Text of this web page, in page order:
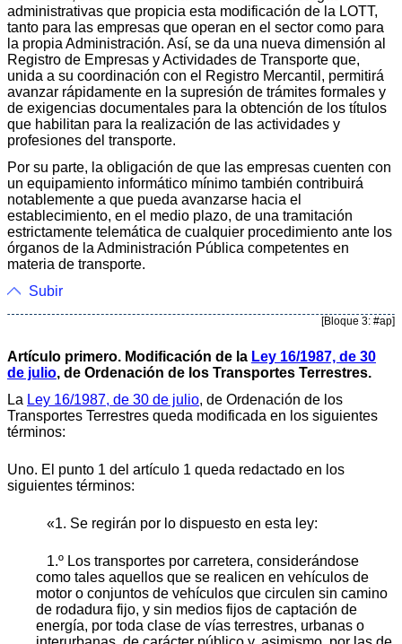
administrativas que propicia esta modificación de la LOTT,
tanto para las empresas que operan en el sector como para
la propia Administración. Así, se da una nueva dimensión al
Registro de Empresas y Actividades de Transporte que,
unida a su coordinación con el Registro Mercantil, permitirá
avanzar rápidamente en la supresión de trámites formales y
de exigencias documentales para la obtención de los títulos
que habilitan para la realización de las actividades y
profesiones del transporte.
Por su parte, la obligación de que las empresas cuenten con
un equipamiento informático mínimo también contribuirá
notablemente a que pueda avanzarse hacia el
establecimiento, en el medio plazo, de una tramitación
estrictamente telemática de cualquier procedimiento ante los
órganos de la Administración Pública competentes en
materia de transporte.
Subir
[Bloque 3: #ap]
Artículo primero. Modificación de la Ley 16/1987, de 30
de julio, de Ordenación de los Transportes Terrestres.
La Ley 16/1987, de 30 de julio, de Ordenación de los
Transportes Terrestres queda modificada en los siguientes
términos:
Uno. El punto 1 del artículo 1 queda redactado en los
siguientes términos:
«1. Se regirán por lo dispuesto en esta ley:
1.º Los transportes por carretera, considerándose
como tales aquellos que se realicen en vehículos de
motor o conjuntos de vehículos que circulen sin camino
de rodadura fijo, y sin medios fijos de captación de
energía, por toda clase de vías terrestres, urbanas o